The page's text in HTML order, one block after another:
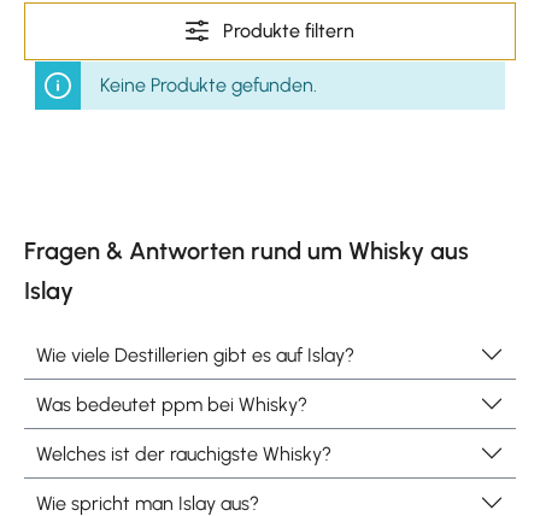
Produkte filtern
Keine Produkte gefunden.
Fragen & Antworten rund um Whisky aus
Islay
Wie viele Destillerien gibt es auf Islay?
Was bedeutet ppm bei Whisky?
Welches ist der rauchigste Whisky?
Wie spricht man Islay aus?